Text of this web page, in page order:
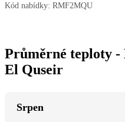
Kód nabídky: RMF2MQU
Průměrné teploty -
El Quseir
Srpen